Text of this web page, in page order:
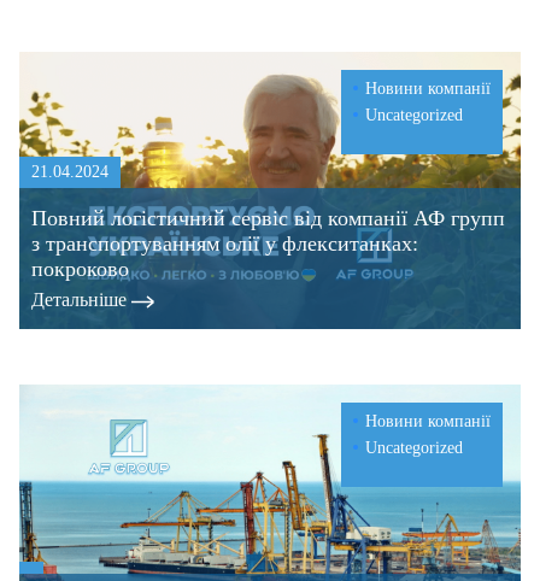
Новини компанії
Uncategorized
21.04.2024
Повний логістичний сервіс від компанії АФ групп
з транспортуванням олії у флекситанках:
покроково
Детальнiше
Новини компанії
Uncategorized